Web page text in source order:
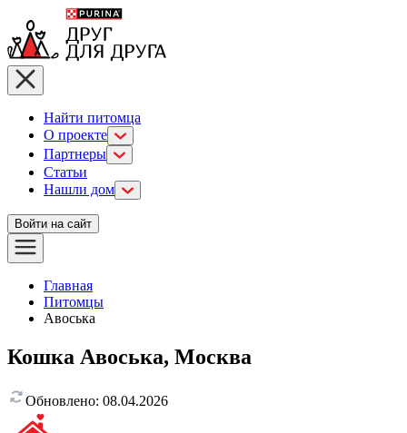
Найти питомца
О проекте
Партнеры
Статьи
Нашли дом
Войти на сайт
Главная
Питомцы
Авоська
Кошка Авоська, Москва
Обновлено: 08.04.2026